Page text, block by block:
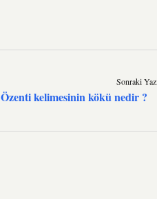
Sonraki
Özenti kelimesinin kökü nedir ?